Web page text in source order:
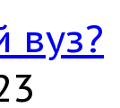
вуз?